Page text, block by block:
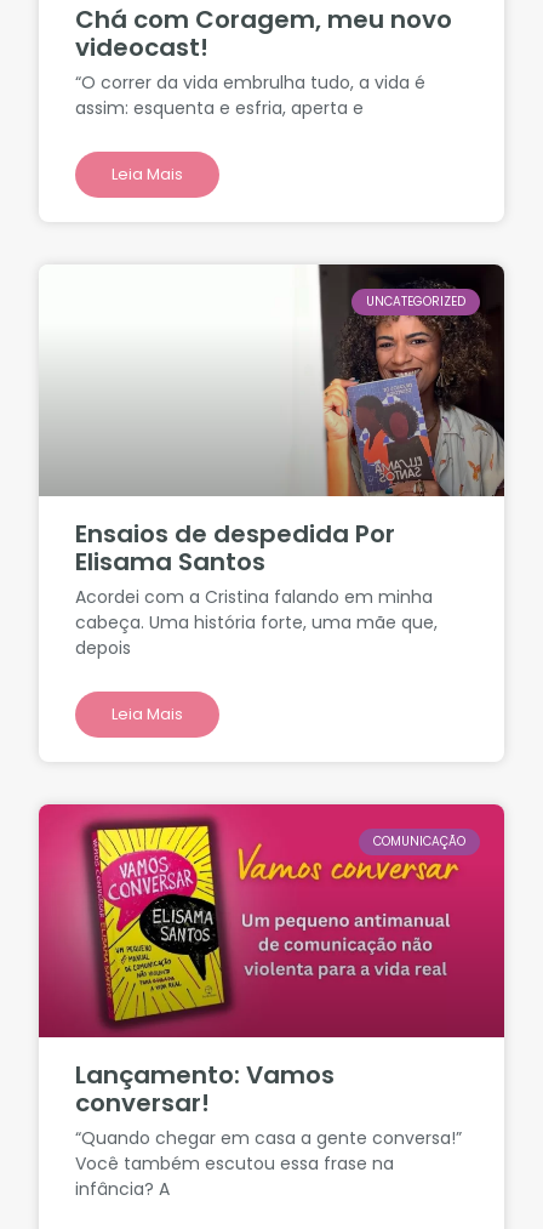
Chá com Coragem, meu novo
videocast!
“O correr da vida embrulha tudo, a vida é
assim: esquenta e esfria, aperta e
Leia Mais
UNCATEGORIZED
Ensaios de despedida Por
Elisama Santos
Acordei com a Cristina falando em minha
cabeça. Uma história forte, uma mãe que,
depois
Leia Mais
COMUNICAÇÃO
Lançamento: Vamos
conversar!
“Quando chegar em casa a gente conversa!”
Você também escutou essa frase na
infância? A